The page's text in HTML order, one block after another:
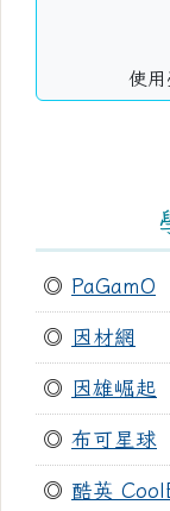
使
◎ PaGamO
◎ 因材網
◎ 因雄崛起
◎ 布可星球
◎ 酷英